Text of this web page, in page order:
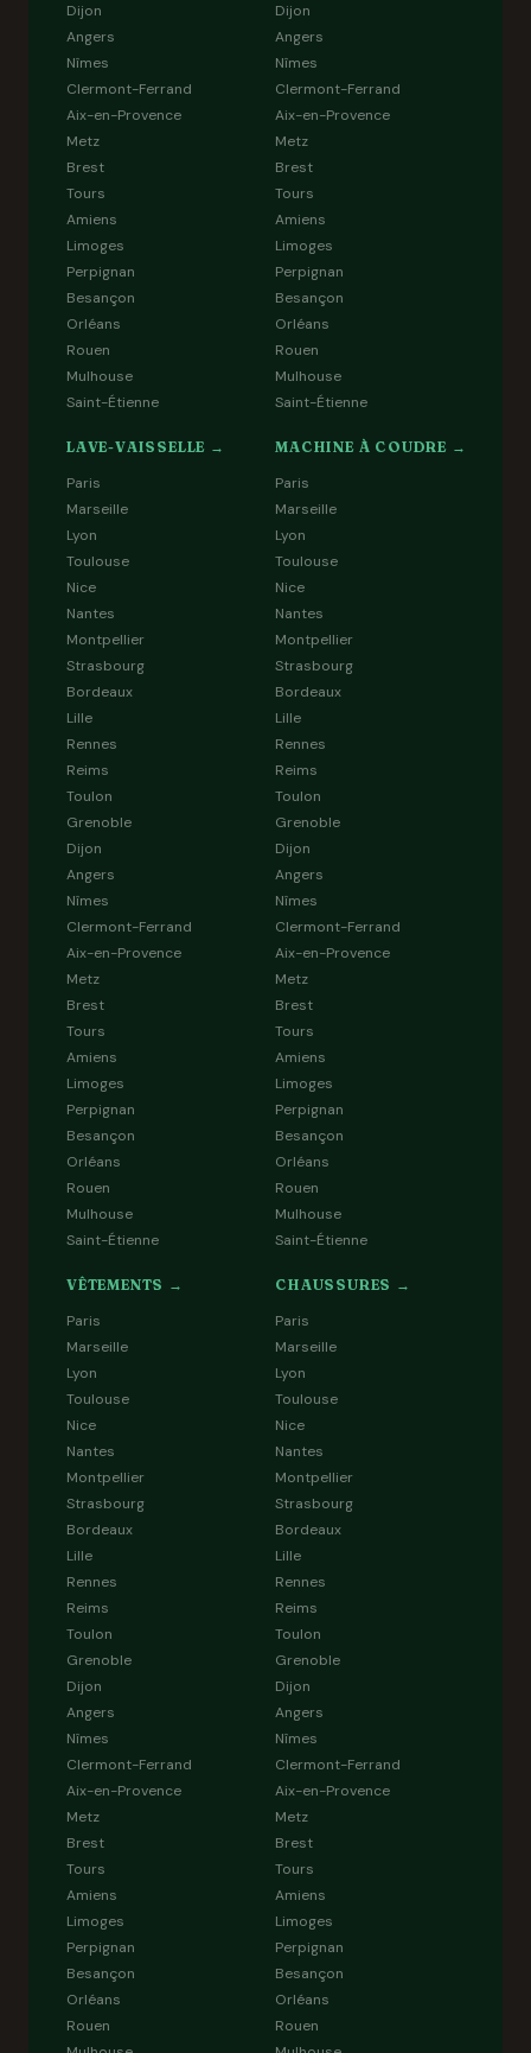
Dijon
Angers
Nîmes
Clermont-Ferrand
Aix-en-Provence
Metz
Brest
Tours
Amiens
Limoges
Perpignan
Besançon
Orléans
Rouen
Mulhouse
Saint-Étienne
Dijon
Angers
Nîmes
Clermont-Ferrand
Aix-en-Provence
Metz
Brest
Tours
Amiens
Limoges
Perpignan
Besançon
Orléans
Rouen
Mulhouse
Saint-Étienne
LAVE-VAISSELLE →
Paris
Marseille
Lyon
Toulouse
Nice
Nantes
Montpellier
Strasbourg
Bordeaux
Lille
Rennes
Reims
Toulon
Grenoble
Dijon
Angers
Nîmes
Clermont-Ferrand
Aix-en-Provence
Metz
Brest
Tours
Amiens
Limoges
Perpignan
Besançon
Orléans
Rouen
Mulhouse
Saint-Étienne
MACHINE À COUDRE →
Paris
Marseille
Lyon
Toulouse
Nice
Nantes
Montpellier
Strasbourg
Bordeaux
Lille
Rennes
Reims
Toulon
Grenoble
Dijon
Angers
Nîmes
Clermont-Ferrand
Aix-en-Provence
Metz
Brest
Tours
Amiens
Limoges
Perpignan
Besançon
Orléans
Rouen
Mulhouse
Saint-Étienne
VÊTEMENTS →
Paris
Marseille
Lyon
Toulouse
Nice
Nantes
Montpellier
Strasbourg
Bordeaux
Lille
Rennes
Reims
Toulon
Grenoble
Dijon
Angers
Nîmes
Clermont-Ferrand
Aix-en-Provence
Metz
Brest
Tours
Amiens
Limoges
Perpignan
Besançon
Orléans
Rouen
CHAUSSURES →
Paris
Marseille
Lyon
Toulouse
Nice
Nantes
Montpellier
Strasbourg
Bordeaux
Lille
Rennes
Reims
Toulon
Grenoble
Dijon
Angers
Nîmes
Clermont-Ferrand
Aix-en-Provence
Metz
Brest
Tours
Amiens
Limoges
Perpignan
Besançon
Orléans
Rouen